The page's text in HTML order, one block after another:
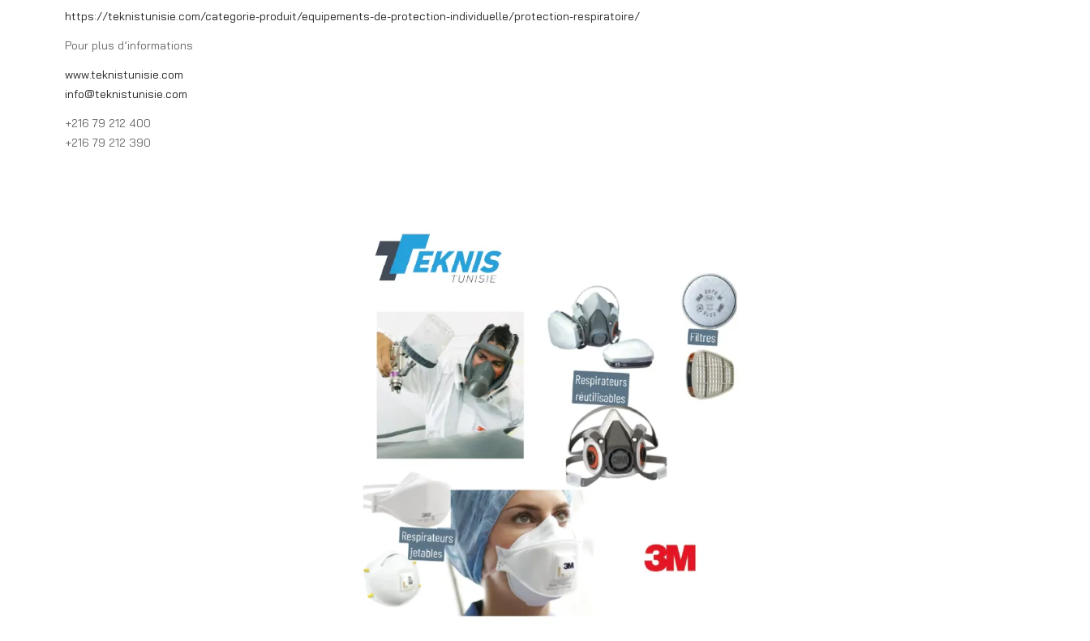
https://teknistunisie.com/categorie-produit/equipements-de-protection-individuelle/protection-respiratoire/
Pour plus d’informations
www.teknistunisie.com
info@teknistunisie.com
+216 79 212 400
+216 79 212 390